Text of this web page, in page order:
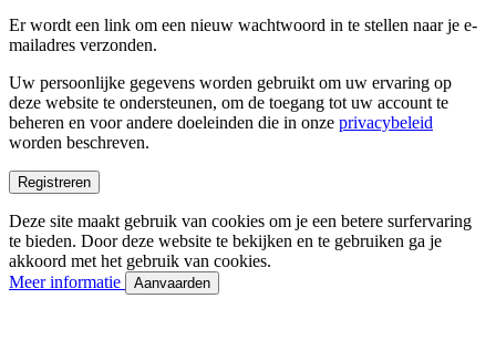
Er wordt een link om een nieuw wachtwoord in te stellen naar je e-
mailadres verzonden.
Uw persoonlijke gegevens worden gebruikt om uw ervaring op
deze website te ondersteunen, om de toegang tot uw account te
beheren en voor andere doeleinden die in onze privacybeleid
worden beschreven.
Registreren
Deze site maakt gebruik van cookies om je een betere surfervaring
te bieden. Door deze website te bekijken en te gebruiken ga je
akkoord met het gebruik van cookies.
Meer informatie
Aanvaarden